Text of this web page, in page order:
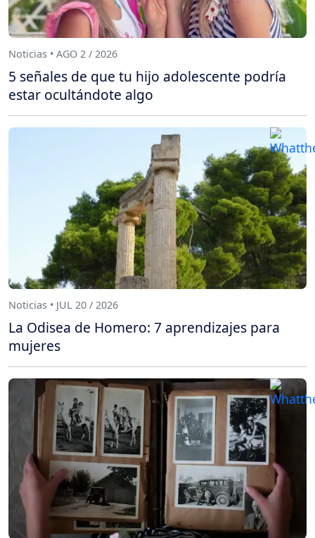
Noticias • AGO 2 / 2026
5 señales de que tu hijo adolescente podría
estar ocultándote algo
Noticias • JUL 20 / 2026
La Odisea de Homero: 7 aprendizajes para
mujeres